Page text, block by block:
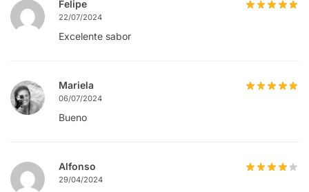
Felipe
22/07/2024
Excelente sabor
Mariela
06/07/2024
Bueno
Alfonso
29/04/2024